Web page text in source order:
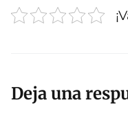
Deja una